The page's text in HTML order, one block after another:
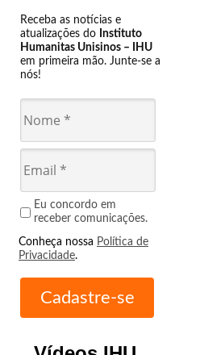
Receba as notícias e
atualizações do Instituto
Humanitas Unisinos – IHU
em primeira mão. Junte-se a
nós!
Eu concordo em
receber comunicações.
Conheça nossa Política de
Privacidade.